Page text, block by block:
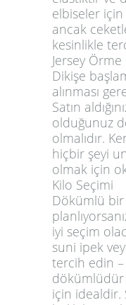
elbiseler
ancak
kesinlikle
Jersey
Dikişe
alınması
Satın
olduğunuz
olmalıdır.
hiçbir şeyi
olmak için
Kilo Seçimi
Dökümlü bir
iyi seçim
suni ipek
tercih edin
dökümlüdür
için idealdir.